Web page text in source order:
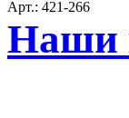
Арт.: 421-266
Наши